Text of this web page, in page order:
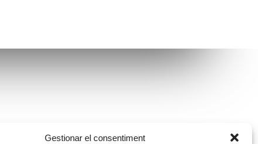
Gestionar el consentiment